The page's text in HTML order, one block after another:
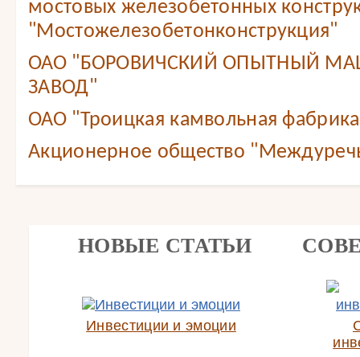
мостовых железобетонных
"Мостожелезобетонконструкция"
ОАО "БОРОВИЧСКИЙ ОПЫТНЫЙ
ЗАВОД"
ОАО "Троицкая камвольная
Акционерное общество
НОВЫЕ СТАТЬИ
Инвестиции и эмоции